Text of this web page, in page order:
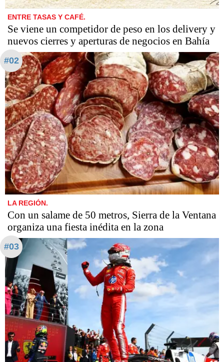
ENTRE TASAS Y CAFÉ.
Se viene un competidor de peso en los delivery y
nuevos cierres y aperturas de negocios en Bahía
#02
LA REGIÓN.
Con un salame de 50 metros, Sierra de la Ventana
organiza una fiesta inédita en la zona
#03